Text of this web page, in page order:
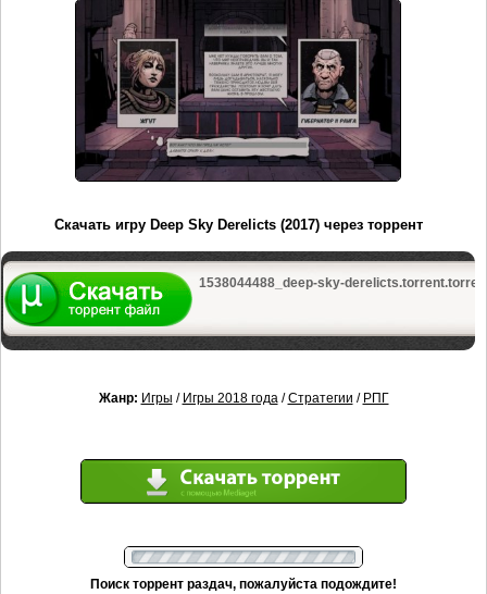
Скачать игру Deep Sky Derelicts (2017) через торрент
1538044488_deep-sky-
Жанр: Игры / Игры 2018 года/Стратегии / РПГ
Поиск торрент раздач, пожалуйста подождите!